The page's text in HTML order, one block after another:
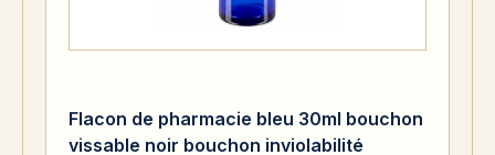
Flacon de pharmacie bleu 30ml bouchon
vissable noir bouchon inviolabilité